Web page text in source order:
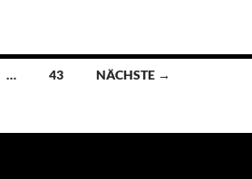
… 43 NÄCHSTE →